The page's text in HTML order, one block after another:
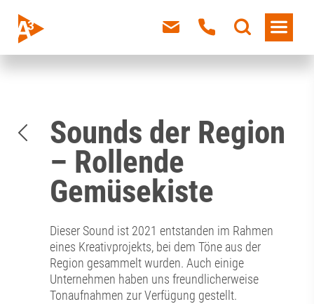
Sounds der Region
– Rollende
Gemüsekiste
Dieser Sound ist 2021 entstanden im Rahmen
eines Kreativprojekts, bei dem Töne aus der
Region gesammelt wurden. Auch einige
Unternehmen haben uns freundlicherweise
Tonaufnahmen zur Verfügung gestellt.